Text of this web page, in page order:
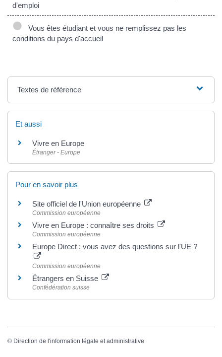
d'emploi
Vous êtes étudiant et vous ne remplissez pas les
conditions du pays d'accueil
Textes de référence
Et aussi
Vivre en Europe
Étranger - Europe
Pour en savoir plus
Site officiel de l'Union européenne
Commission européenne
Vivre en Europe : connaître ses droits
Commission européenne
Europe Direct : vous avez des questions sur l'UE ?
Commission européenne
Étrangers en Suisse
Confédération suisse
© Direction de l'information légale et administrative